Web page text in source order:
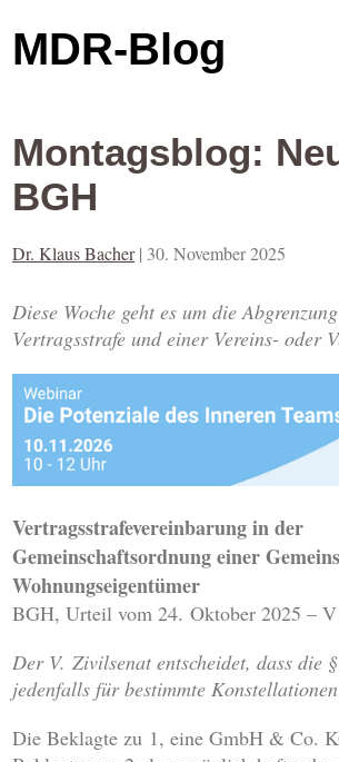
MDR-Blog
Montagsblog:
BGH
Dr. Klaus Bacher | 30. November 2025
Diese Woche geht es um die
Vertragsstrafe und einer Vereins- oder
Vertragsstrafevereinbarung in der
Gemeinschaftsordnung einer
Wohnungseigentümer
BGH, Urteil vom 24. Oktober 2025 –
Der V. Zivilsenat entscheidet, dass die
jedenfalls für bestimmte
Die Beklagte zu 1, eine GmbH & Co.